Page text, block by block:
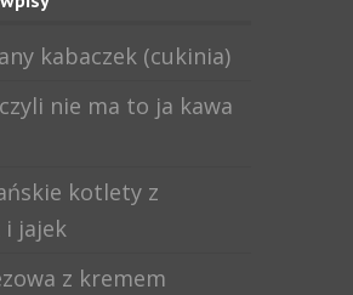
kabaczek (cukinia)
nie ma to ja kawa
kotlety z
i jajek
z kremem